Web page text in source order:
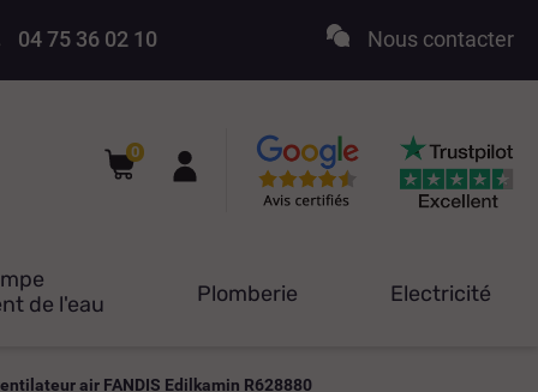
04 75 36 02 10 Nous contacter
0
de l'eau
Plomberie Electricité
air FANDIS Edilkamin R628880